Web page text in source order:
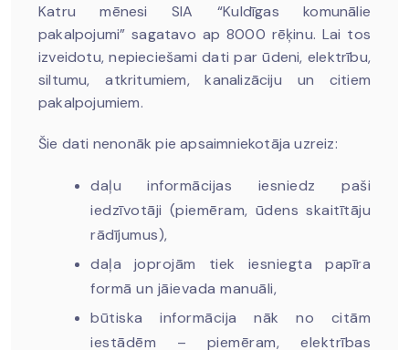
Katru mēnesi SIA “Kuldīgas komunālie
pakalpojumi” sagatavo ap 8000 rēķinu. Lai tos
izveidotu, nepieciešami dati par ūdeni, elektrību,
siltumu, atkritumiem, kanalizāciju un citiem
pakalpojumiem.
Šie dati nenonāk pie apsaimniekotāja uzreiz:
daļu informācijas iesniedz paši
iedzīvotāji (piemēram, ūdens skaitītāju
rādījumus),
daļa joprojām tiek iesniegta papīra
formā un jāievada manuāli,
būtiska informācija nāk no citām
iestādēm – piemēram, elektrības